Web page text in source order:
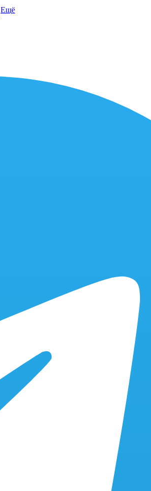
Ещё